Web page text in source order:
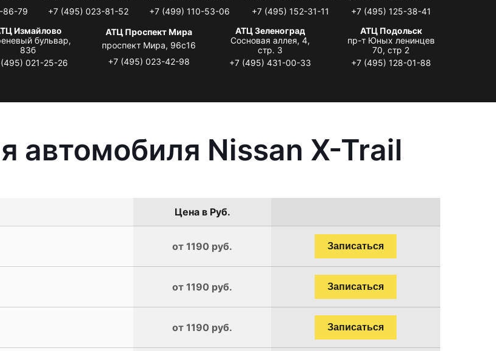
86-79
+7 (495) 023-81-52
+7 (499) 110-53-06
+7 (495) 152-31-11
+7 (495) 125-38-41
Измайлово
бульвар,
83б
021-25-26
АТЦ Проспект Мира
проспект Мира, 96с16
+7 (495) 023-42-98
АТЦ Зеленоград
Сосновая аллея, 4,
стр. 3
+7 (495) 431-00-33
АТЦ Подольск
пр-т Юных ленинцев
70, стр 2
+7 (495) 128-01-88
автомобиля Nissan X-Trail
Цена в Руб.
от 1190 руб. Записаться
от 1190 руб. Записаться
от 1190 руб. Записаться